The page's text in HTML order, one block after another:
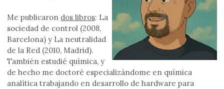
Me publicaron dos libros: La
sociedad de control (2008,
Barcelona) y La neutralidad
de la Red (2010, Madrid).
También estudié química, y
de hecho me doctoré especializándome en química
analítica trabajando en desarrollo de hardware para